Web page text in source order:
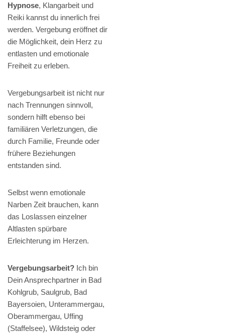
Hypnose, Klangarbeit und
Reiki kannst du innerlich frei
werden. Vergebung eröffnet dir
die Möglichkeit, dein Herz zu
entlasten und emotionale
Freiheit zu erleben.
Vergebungsarbeit ist nicht nur
nach Trennungen sinnvoll,
sondern hilft ebenso bei
familiären Verletzungen, die
durch Familie, Freunde oder
frühere Beziehungen
entstanden sind.
Selbst wenn emotionale
Narben Zeit brauchen, kann
das Loslassen einzelner
Altlasten spürbare
Erleichterung im Herzen.
Vergebungsarbeit? Ich bin
Dein Ansprechpartner in Bad
Kohlgrub, Saulgrub, Bad
Bayersoien, Unterammergau,
Oberammergau, Uffing
(Staffelsee), Wildsteig oder